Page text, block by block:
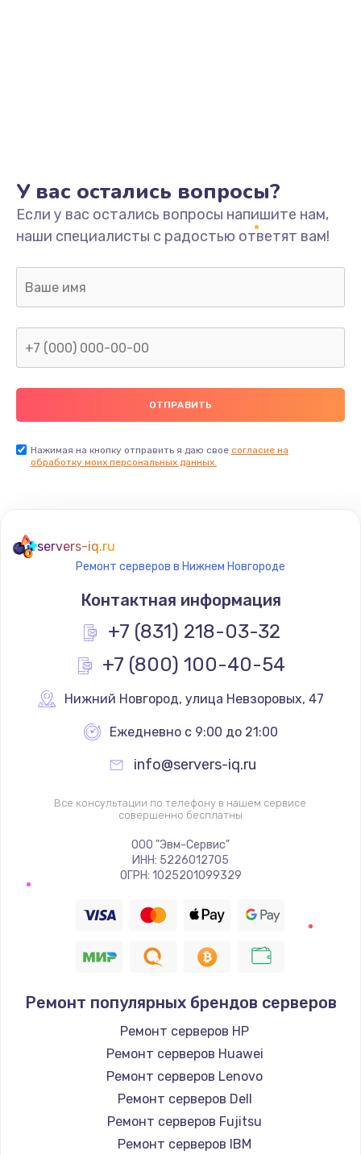
У вас остались вопросы?
Если у вас остались вопросы напишите нам,
наши специалисты с радостью ответят вам!
Нажимая на кнопку отправить я даю свое согласие на
обработку моих персональных данных.
servers-iq.ru
Ремонт серверов в Нижнем Новгороде
Контактная информация
+7 (831) 218-03-32
+7 (800) 100-40-54
Нижний Новгород, улица Невзоровых, 47
Ежедневно с 9:00 до 21:00
info@servers-iq.ru
Все консультации по телефону в нашем сервисе
совершенно бесплатны
ООО "Эвм-Сервис"
ИНН: 5226012705
ОГРН: 1025201099329
Ремонт популярных брендов серверов
Ремонт серверов HP
Ремонт серверов Huawei
Ремонт серверов Lenovo
Ремонт серверов Dell
Ремонт серверов Fujitsu
Ремонт серверов IBM